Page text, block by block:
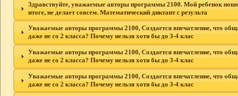
Здравствуйте, уважаемые авторы программы 2100. Мой ребенок
итоге, не делает совсем. Математический диктант с результа
Уважаемые авторы программы 2100, Создается впечатление, что
даже не со 2 класса? Почему нельзя хотя бы до 3-4 клас
Уважаемые авторы программы 2100, Создается впечатление, что
даже не со 2 класса? Почему нельзя хотя бы до 3-4 клас
Уважаемые авторы программы 2100, Создается впечатление, что
даже не со 2 класса? Почему нельзя хотя бы до 3-4 клас